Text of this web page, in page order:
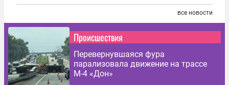
все новости
Происшествия
Перевернувшаяся фура
парализовала движение на трассе
М-4 «Дон»